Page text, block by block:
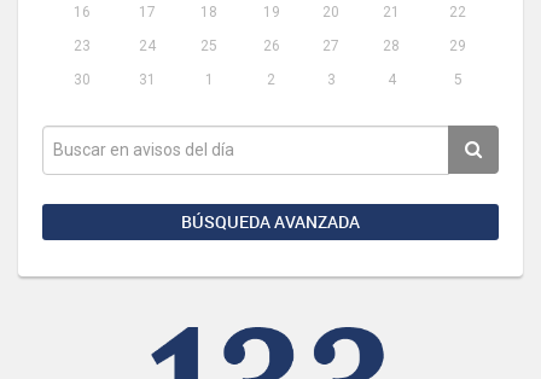
16
17 18 19 20 21
22
23
24 25 26 27 28
29
30
31 1 2 3 4 5
BÚSQUEDA AVANZADA